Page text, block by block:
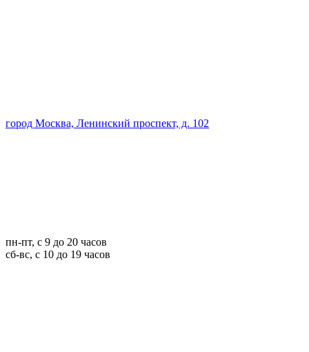
город Москва, Ленинский проспект, д. 102
пн-пт, с 9 до 20 часов
сб-вс, с 10 до 19 часов